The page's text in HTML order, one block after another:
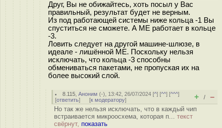
Друг, Вы не обижайтесь, хоть посыл у Вас
правильный, результат будет не верным.
Из под работающей системы ниже кольца -1 Вы
спуститься не сможете. А ME работает в кольце
-3.
Ловить следует на другой машине-шлюзе, в
идеале - лишённой ME. Поскольку нельзя
исключать, что кольца -3 способны
обмениваться пакетами, не пропуская их на
более высокий слой.
8.115 ,Аноним (-), 13:42, 26/07/2024 [^] [^^] [^^^]
[ответить] [к модератору] + / –
Но так же нельзя исключать, что в каждый чип
встраивается микроосхема, которая п... текст
свёрнут, показать